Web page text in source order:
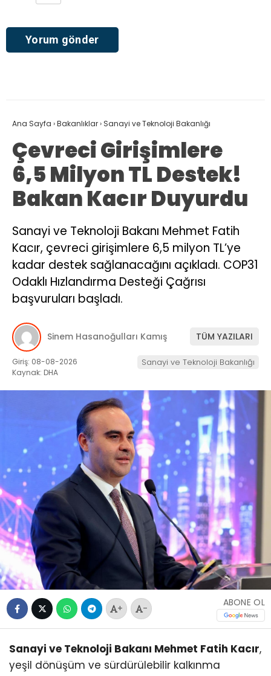
Ana Sayfa ›Bakanlıklar› Sanayi ve Teknoloji Bakanlığı
Çevreci Girişimlere
6,5 Milyon TL Destek!
Bakan Kacır Duyurdu
Sanayi ve Teknoloji Bakanı Mehmet Fatih
Kacır, çevreci girişimlere 6,5 milyon TL’ye
kadar destek sağlanacağını açıkladı. COP31
Odaklı Hızlandırma Desteği Çağrısı
başvuruları başladı.
Sinem Hasanoğulları Kamış TÜM YAZILARI
Giriş: 08-08-2026
Kaynak: DHA
Sanayi ve Teknoloji Bakanlığı
+ -
ABONE OL
Sanayi ve Teknoloji Bakanı Mehmet Fatih Kacır,
yeşil dönüşüm ve sürdürülebilir kalkınma